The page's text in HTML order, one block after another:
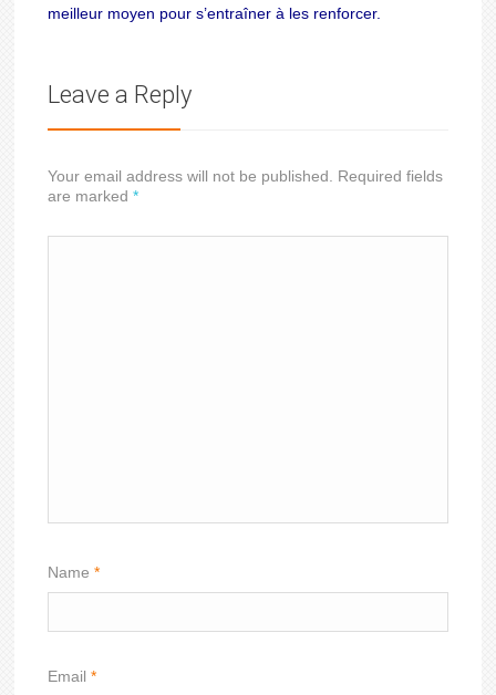
meilleur moyen pour s’entraîner à les renforcer.
Leave a Reply
Your email address will not be published. Required fields
are marked*
Name*
Email*